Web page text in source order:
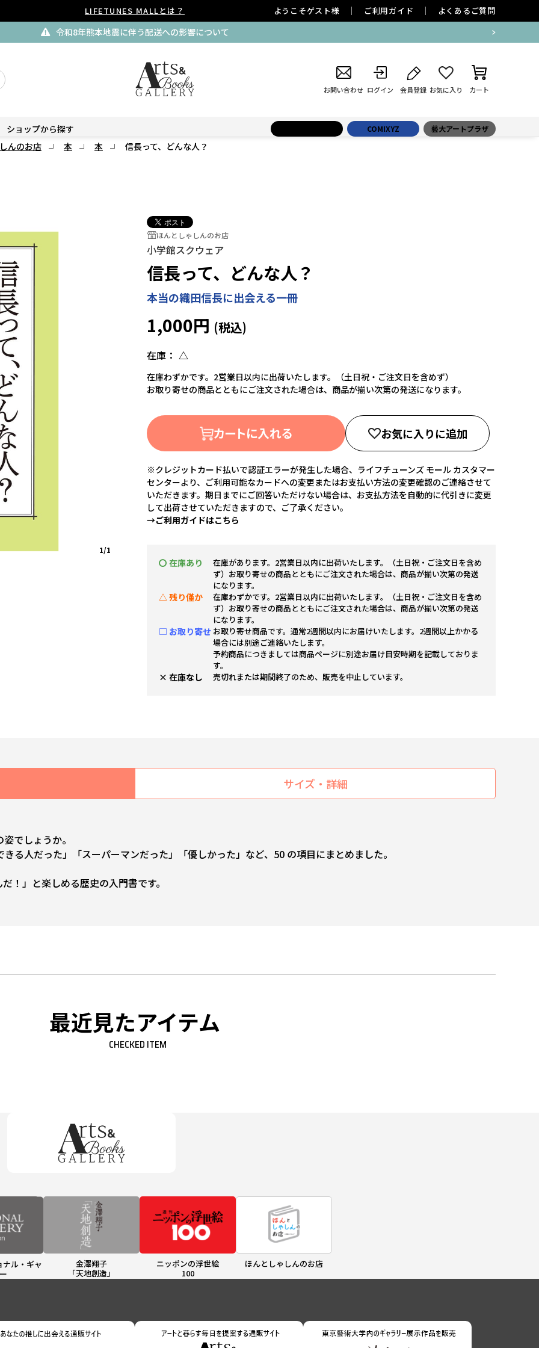
LIFETUNES MALLとは？ ようこそゲスト様 ご利用ガイド よくあるご質問
令和8年熊本地震に伴う配送への影響について
お問い合わせ ログイン 会員登録 お気に入り カート
ショップから探す COMIXYZ 藝大アートプラザ
んのお店 本 本 信長って、どんな人？
1/1
ほんとしゃしんのお店
小学館スクウェア
信長って、どんな人？
本当の織田信長に出会える一冊
1,000円
在庫： △
在庫わずかです。2営業日以内に出荷いたします。（土日祝・ご注文日を含めず）
お取り寄せの商品とともにご注文された場合は、商品が揃い次第の発送になります。
カートに入れる お気に入りに追加
※クレジットカード払いで認証エラーが発生した場合、ライフチューンズ モール カスタマー
センターより、ご利用可能なカードへの変更またはお支払い方法の変更確認のご連絡させて
いただきます。期日までにご回答いただけない場合は、お支払方法を自動的に代引きに変更
して出荷させていただきますので、ご了承ください。
→ご利用ガイドはこちら
〇 在庫あり
在庫があります。2営業日以内に出荷いたします。（土日祝・ご注文日を含め
ず）お取り寄せの商品とともにご注文された場合は、商品が揃い次第の発送
になります。
△ 残り僅か
在庫わずかです。2営業日以内に出荷いたします。（土日祝・ご注文日を含め
ず）お取り寄せの商品とともにご注文された場合は、商品が揃い次第の発送
になります。
□ お取り寄せ お取り寄せ商品です。通常2週間以内にお届けいたします。2週間以上かかる
場合には別途ご連絡いたします。
予約商品につきましては商品ページに別途お届け目安時期を記載しておりま
す。
× 在庫なし 売切れまたは期間終了のため、販売を中止しています。
サイズ・詳細
でしょうか。
る人だった」「スーパーマンだった」「優しかった」など、50 の項目にまとめました。
！」と楽しめる歴史の入門書です。
最近見たアイテム
CHECKED ITEM
ナル・ギャ
金澤翔子
「天地創造」
ニッポンの浮世絵
100
ほんとしゃしんのお店